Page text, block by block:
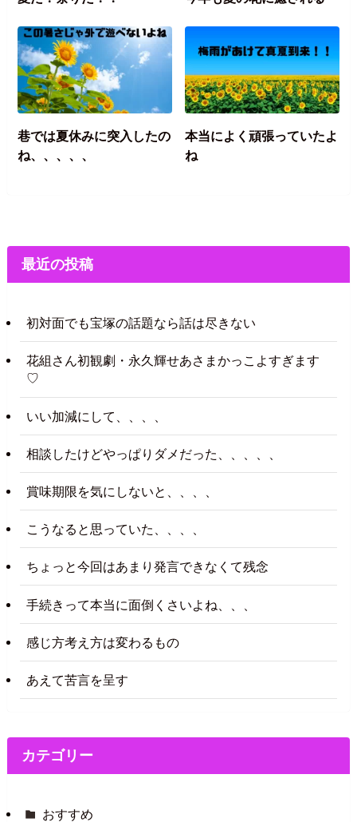
巷では夏休みに突入したの
ね、、、、、
本当によく頑張っていたよ
ね
最近の投稿
初対面でも宝塚の話題なら話は尽きない
花組さん初観劇・永久輝せあさまかっこよすぎます
♡
いい加減にして、、、、
相談したけどやっぱりダメだった、、、、、
賞味期限を気にしないと、、、、
こうなると思っていた、、、、
ちょっと今回はあまり発言できなくて残念
手続きって本当に面倒くさいよね、、、
感じ方考え方は変わるもの
あえて苦言を呈す
カテゴリー
おすすめ